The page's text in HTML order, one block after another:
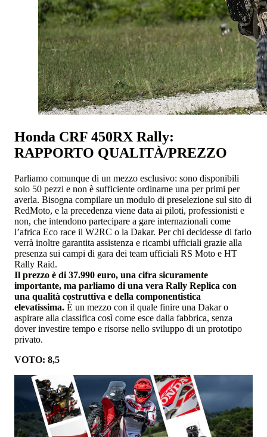
Honda CRF 450RX Rally:
RAPPORTO QUALITÀ/PREZZO
Parliamo comunque di un mezzo esclusivo: sono disponibili
solo 50 pezzi e non è sufficiente ordinarne una per primi per
averla. Bisogna compilare un modulo di preselezione sul sito di
RedMoto, e la precedenza viene data ai piloti, professionisti e
non, che intendono partecipare a gare internazionali come
l’africa Eco race il W2RC o la Dakar. Per chi decidesse di farlo
verrà inoltre garantita assistenza e ricambi ufficiali grazie alla
presenza sui campi di gara dei team ufficiali RS Moto e HT
Rally Raid.
Il prezzo è di 37.990 euro, una cifra sicuramente
importante, ma parliamo di una vera Rally Replica con
una qualità costruttiva e della componentistica
elevatissima. È un mezzo con il quale finire una Dakar o
aspirare alla classifica così come esce dalla fabbrica, senza
dover investire tempo e risorse nello sviluppo di un prototipo
privato.
VOTO: 8,5